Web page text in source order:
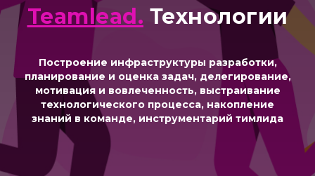
Teamlead. Технологии
Построение инфраструктуры разработки,
планирование и оценка задач, делегирование,
мотивация и вовлеченность, выстраивание
технологического процесса, накопление
знаний в команде, инструментарий тимлида